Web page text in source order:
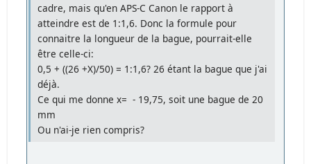
cadre, mais qu'en APS-C Canon le rapport à
atteindre est de 1:1,6. Donc la formule pour
connaitre la longueur de la bague, pourrait-elle
être celle-ci:
0,5 + ((26 +X)/50) = 1:1,6? 26 étant la bague que j'ai
déjà.
Ce qui me donne x= - 19,75, soit une bague de 20
mm
Ou n'ai-je rien compris?